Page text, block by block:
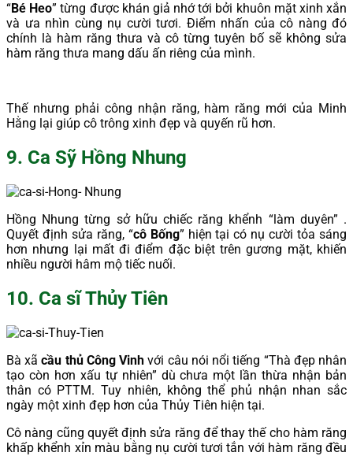
“Bé Heo” từng được khán giả nhớ tới bởi khuôn mặt xinh xắn
và ưa nhìn cùng nụ cười tươi. Điểm nhấn của cô nàng đó
chính là hàm răng thưa và cô từng tuyên bố sẽ không sửa
hàm răng thưa mang dấu ấn riêng của mình.
Thế nhưng phải công nhận răng, hàm răng mới của Minh
Hằng lại giúp cô trông xinh đẹp và quyến rũ hơn.
9. Ca Sỹ Hồng Nhung
Hồng Nhung từng sở hữu chiếc răng khểnh “làm duyên” .
Quyết định sửa răng, “cô Bống” hiện tại có nụ cười tỏa sáng
hơn nhưng lại mất đi điểm đặc biệt trên gương mặt, khiến
nhiều người hâm mộ tiếc nuối.
10. Ca sĩ Thủy Tiên
Bà xãcầu thủ Công Vinh với câu nói nổi tiếng “Thà đẹp nhân
tạo còn hơn xấu tự nhiên” dù chưa một lần thừa nhận bản
thân có PTTM. Tuy nhiên, không thể phủ nhận nhan sắc
ngày một xinh đẹp hơn của Thủy Tiên hiện tại.
Cô nàng cũng quyết định sửa răng để thay thế cho hàm răng
khấp khểnh xỉn màu bằng nụ cười tươi tắn với hàm răng đều